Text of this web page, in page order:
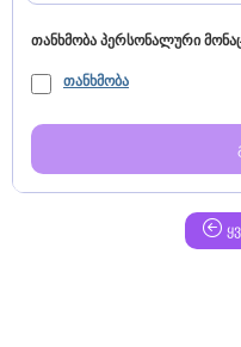
თანხმობა პერსონალური
თანხმობა